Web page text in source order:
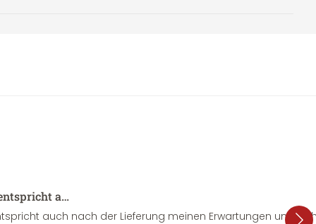
a…
auch nach der Lieferung meinen Erwartungen und